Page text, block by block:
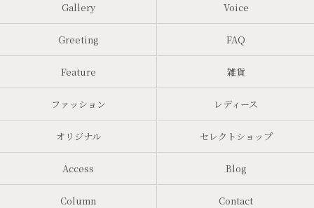
Gallery Voice
Greeting FAQ
Feature 雑貨
ファッション レディース
オリジナル セレクトショップ
Access Blog
Column Contact